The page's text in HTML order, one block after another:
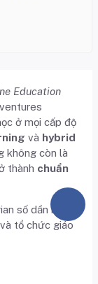
Education
ở mọi cấp độ
và hybrid
không còn là
thành chuẩn
số dần biến
tổ chức giáo